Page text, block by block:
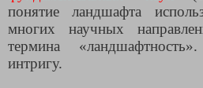
понятие ландшафта
многих научных
термина
интригу.